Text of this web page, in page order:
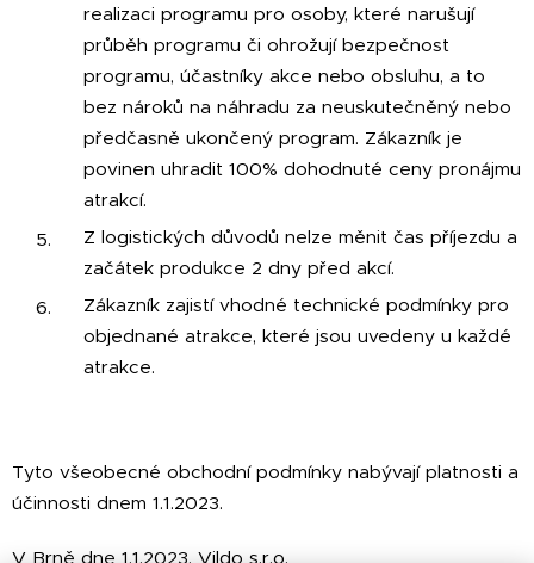
realizaci programu pro osoby, které narušují
průběh programu či ohrožují bezpečnost
programu, účastníky akce nebo obsluhu, a to
bez nároků na náhradu za neuskutečněný nebo
předčasně ukončený program. Zákazník je
povinen uhradit 100% dohodnuté ceny pronájmu
atrakcí.
Z logistických důvodů nelze měnit čas příjezdu a
začátek produkce 2 dny před akcí.
Zákazník zajistí vhodné technické podmínky pro
objednané atrakce, které jsou uvedeny u každé
atrakce.
Tyto všeobecné obchodní podmínky nabývají platnosti a
účinnosti dnem 1.1.2023.
V Brně dne 1.1.2023, Vildo s.r.o.